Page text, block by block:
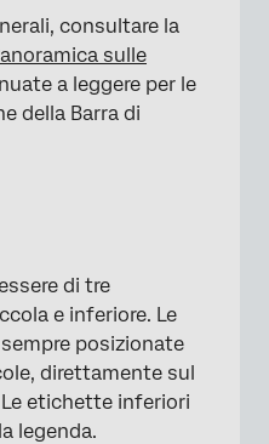
×
consultare la
sulle
a leggere per le
della Barra di
di tre
e inferiore. Le
posizionate
direttamente sul
etichette inferiori
legenda.